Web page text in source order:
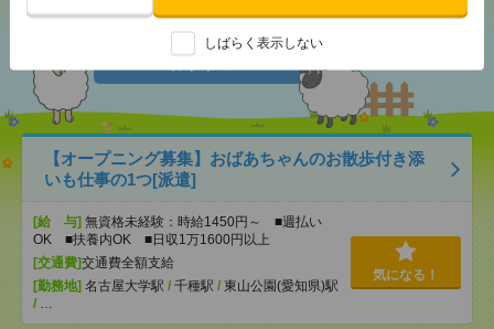
しばらく表示しない
あなたの閲覧履歴からの
【オープニング募集】おばあちゃんのお散歩付き添
いも仕事の1つ[派遣]
[給 与] 無資格未経験：時給1450円～ ■週払い
OK ■扶養内OK ■日収1万1600円以上
[交通費]交通費全額支給
[勤務地] 名古屋大学駅 / 千種駅 / 東山公園(愛知県)駅
/ …
気になる！